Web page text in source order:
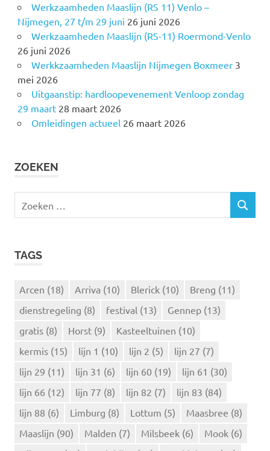
Werkzaamheden Maaslijn (RS 11) Venlo –
Nijmegen, 27 t/m 29 juni 26 juni 2026
Werkzaamheden Maaslijn (RS-11) Roermond-Venlo
26 juni 2026
Werkkzaamheden Maaslijn Nijmegen Boxmeer 3
mei 2026
Uitgaanstip: hardloopevenement Venloop zondag
29 maart 28 maart 2026
Omleidingen actueel 26 maart 2026
ZOEKEN
e
Z
TAGS
Arcen (18) Arriva (10) Blerick (10) Breng (11)
dienstregeling (8) festival (13) Gennep (13)
gratis (8) Horst (9) Kasteeltuinen (10)
kermis (15) lijn 1 (10) lijn 2 (5) lijn 27 (7)
lijn 29 (11) lijn 31 (6) lijn 60 (19) lijn 61 (30)
lijn 66 (12) lijn 77 (8) lijn 82 (7) lijn 83 (84)
lijn 88 (6) Limburg (8) Lottum (5) Maasbree (8)
Maaslijn (90) Malden (7) Milsbeek (6) Mook (6)